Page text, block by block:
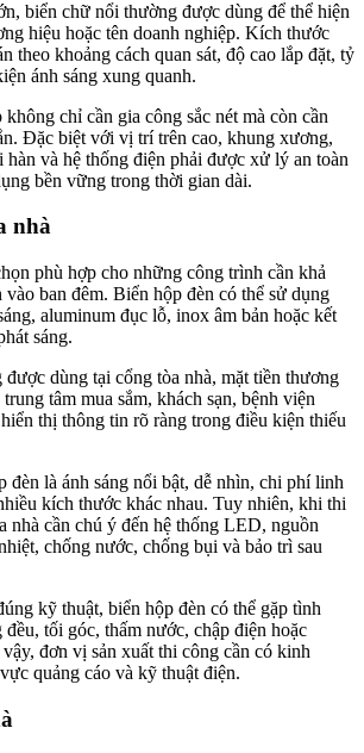
biển chữ nổi thường được dùng để thể hiện
hiệu hoặc tên doanh nghiệp. Kích thước
theo khoảng cách quan sát, độ cao lắp đặt, tỷ
ánh sáng xung quanh.
chỉ cần gia công sắc nét mà còn cần
Đặc biệt với vị trí trên cao, khung xương,
hàn và hệ thống điện phải được xử lý an toàn
bền vững trong thời gian dài.
nhà
phù hợp cho những công trình cần khả
vào ban đêm. Biển hộp đèn có thể sử dụng
aluminum đục lỗ, inox âm bản hoặc kết
sáng.
dùng tại cổng tòa nhà, mặt tiền thương
tâm mua sắm, khách sạn, bệnh viện
thị thông tin rõ ràng trong điều kiện thiếu
đèn là ánh sáng nổi bật, dễ nhìn, chi phí linh
kích thước khác nhau. Tuy nhiên, khi thi
nhà cần chú ý đến hệ thống LED, nguồn
chống nước, chống bụi và bảo trì sau
kỹ thuật, biển hộp đèn có thể gặp tình
đều, tối góc, thấm nước, chập điện hoặc
đơn vị sản xuất thi công cần có kinh
quảng cáo và kỹ thuật điện.